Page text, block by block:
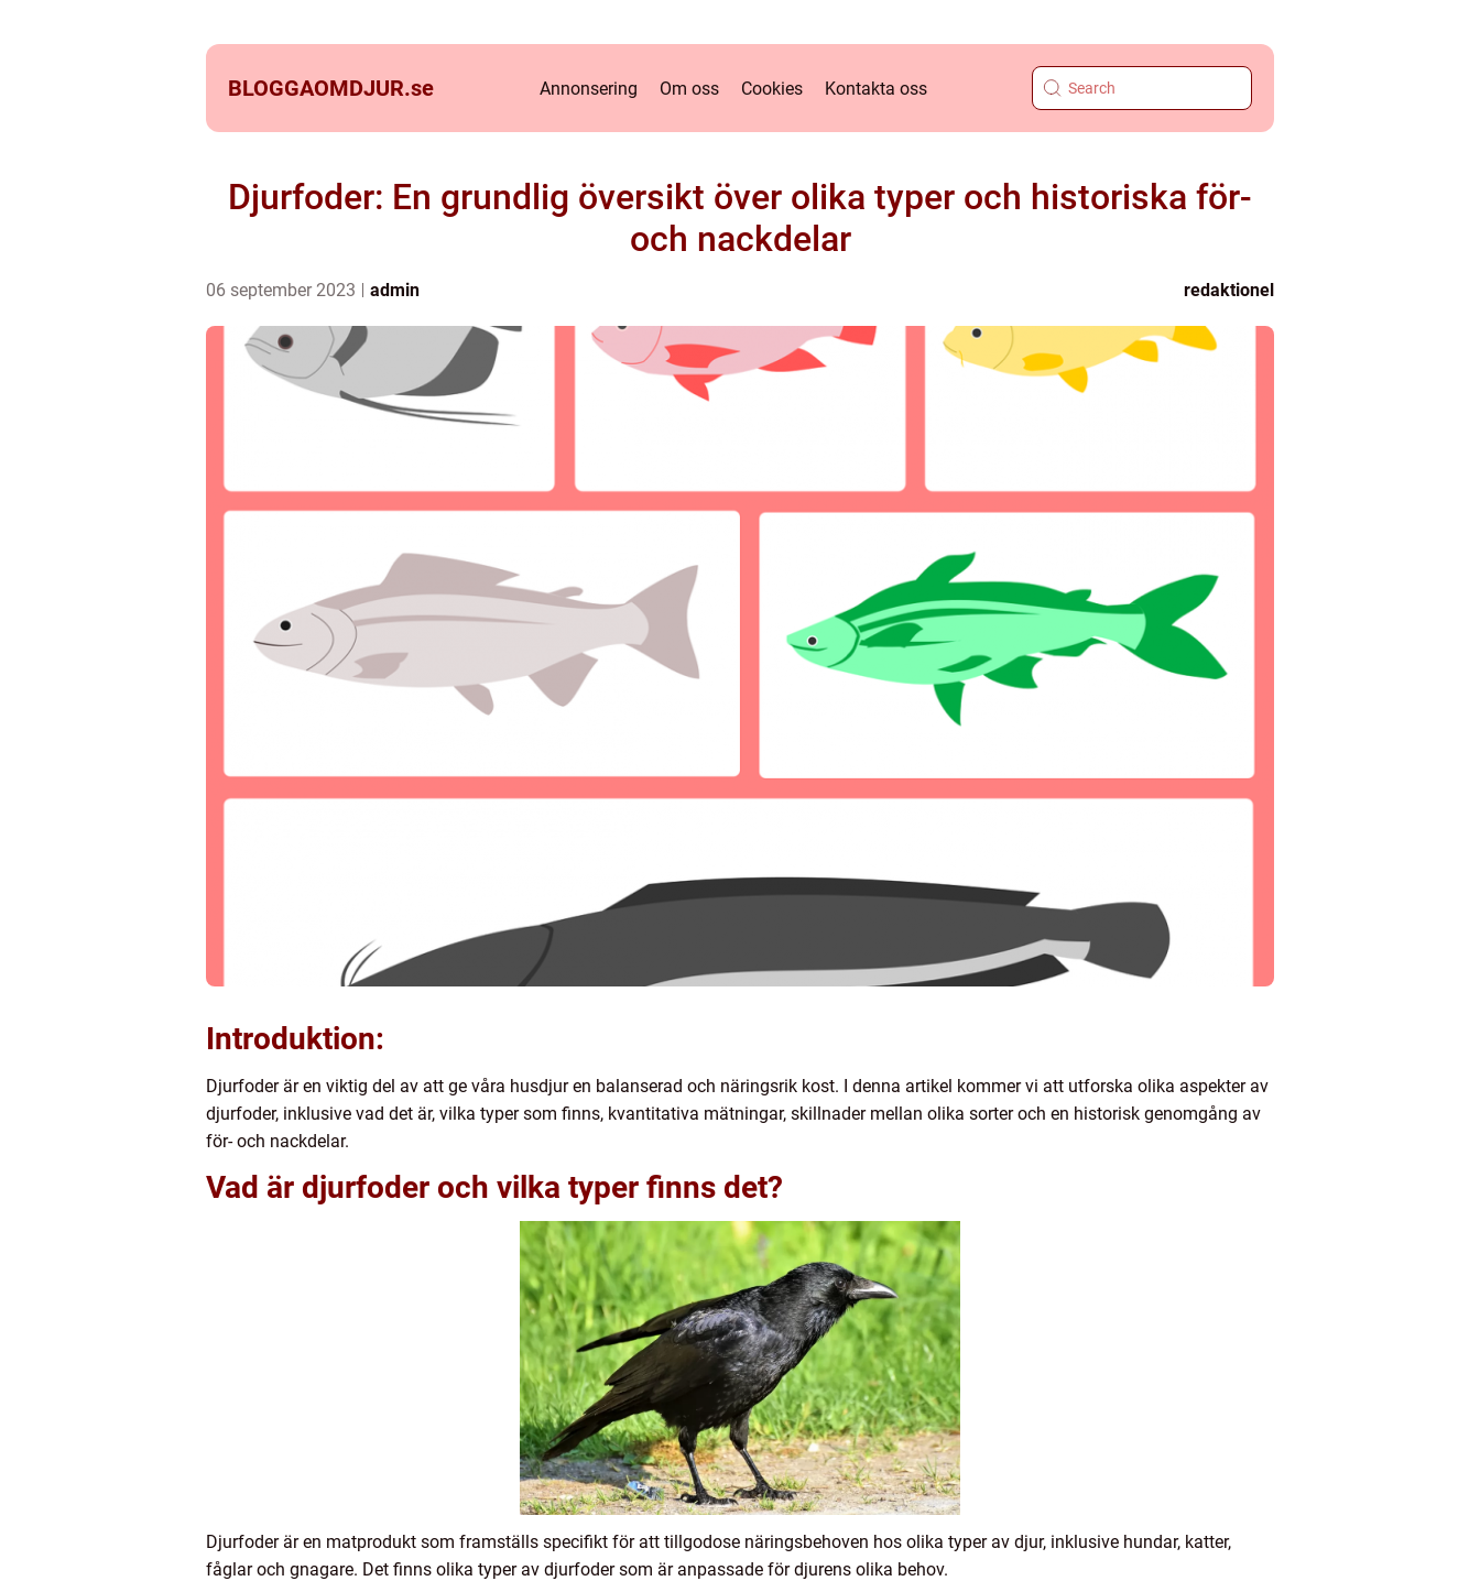
BLOGGAOMDJUR.se Annonsering Om oss Cookies Kontakta oss
Djurfoder: En grundlig översikt över olika typer och historiska för-
och nackdelar
06 september 2023 admin redaktionel
Introduktion:
Djurfoder är en viktig del av att ge våra husdjur en balanserad och näringsrik kost. I denna artikel kommer vi att utforska olika aspekter av
djurfoder, inklusive vad det är, vilka typer som finns, kvantitativa mätningar, skillnader mellan olika sorter och en historisk genomgång av
för- och nackdelar.
Vad är djurfoder och vilka typer finns det?
Djurfoder är en matprodukt som framställs specifikt för att tillgodose näringsbehoven hos olika typer av djur, inklusive hundar, katter,
fåglar och gnagare. Det finns olika typer av djurfoder som är anpassade för djurens olika behov.